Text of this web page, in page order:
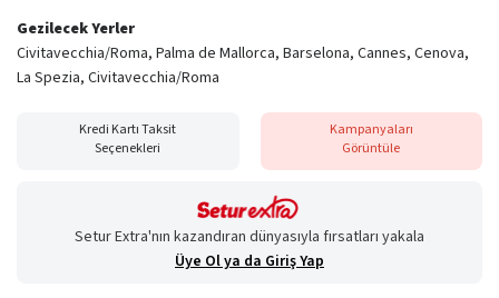
Gezilecek Yerler
Civitavecchia/Roma, Palma de Mallorca, Barselona, Cannes, Cenova,
La Spezia, Civitavecchia/Roma
Kredi Kartı Taksit
Seçenekleri
Kampanyaları
Görüntüle
Setur Extra'nın kazandıran dünyasıyla fırsatları yakala
Üye Ol ya da Giriş Yap